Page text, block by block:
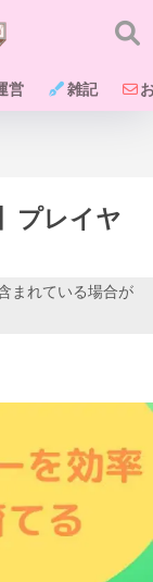
営 雑記
プレイヤ
まれている場合が